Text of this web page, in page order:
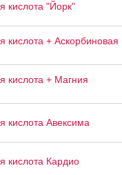
кислота "Йорк"
кислота + Аскорбиновая
кислота + Магния
кислота Авексима
кислота Кардио